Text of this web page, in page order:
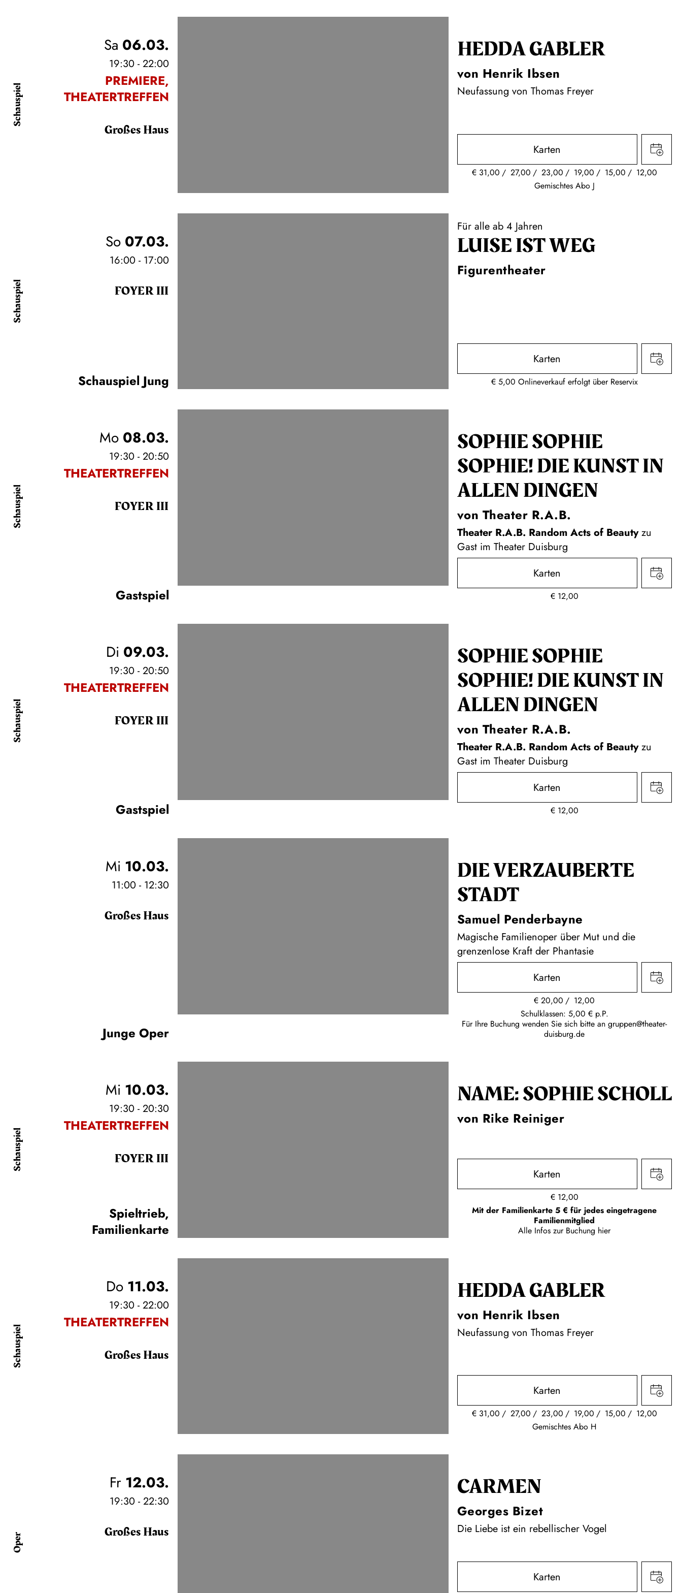
Schauspiel
Sa 06.03.
19:30 - 22:00
PREMIERE,
THEATERTREFFEN
Großes Haus
HEDDA GABLER
von Henrik Ibsen
Neufassung von Thomas Freyer
Karten
€ 31,00 27,00 23,00 19,00 15,00
12,00
Gemischtes Abo J
Schauspiel
So 07.03.
16:00 - 17:00
FOYER III
Schauspiel Jung
Für alle ab 4 Jahren
LUISE IST WEG
Figurentheater
Karten
€ 5,00 Onlineverkauf erfolgt über Reservix
Schauspiel
Mo 08.03.
19:30 - 20:50
THEATERTREFFEN
FOYER III
Gastspiel
SOPHIE SOPHIE
SOPHIE! DIE KUNST IN
ALLEN DINGEN
von Theater R.A.B.
Theater R.A.B. Random Acts of Beautyzu
Gast im Theater Duisburg
Karten
€ 12,00
Schauspiel
Di 09.03.
19:30 - 20:50
THEATERTREFFEN
FOYER III
Gastspiel
SOPHIE SOPHIE
SOPHIE! DIE KUNST IN
ALLEN DINGEN
von Theater R.A.B.
Theater R.A.B. Random Acts of Beautyzu
Gast im Theater Duisburg
Karten
€ 12,00
Mi 10.03.
11:00 - 12:30
Großes Haus
Junge Oper
DIE VERZAUBERTE
STADT
Samuel Penderbayne
Magische Familienoper über Mut und die
grenzenlose Kraft der Phantasie
Karten
€20,00
12,00
Schulklassen: 5,00 € p.P.
Für Ihre Buchung wenden Sie sich bitte angruppen@theater-
duisburg.de
Schauspiel
Mi 10.03.
19:30 - 20:30
THEATERTREFFEN
FOYER III
Spieltrieb,
Familienkarte
NAME: SOPHIE SCHOLL
von Rike Reiniger
Karten
€ 12,00
Mit der Familienkarte 5 € für jedes eingetragene
Familienmitglied
Alle Infos zur Buchung hier
Schauspiel
Do 11.03.
19:30 - 22:00
THEATERTREFFEN
Großes Haus
HEDDA GABLER
von Henrik Ibsen
Neufassung von Thomas Freyer
Karten
€ 31,00 27,00 23,00 19,00 15,00
12,00
Gemischtes Abo H
Oper
Fr 12.03.
19:30 - 22:30
Großes Haus
CARMEN
Georges Bizet
Die Liebe ist ein rebellischer Vogel
Karten